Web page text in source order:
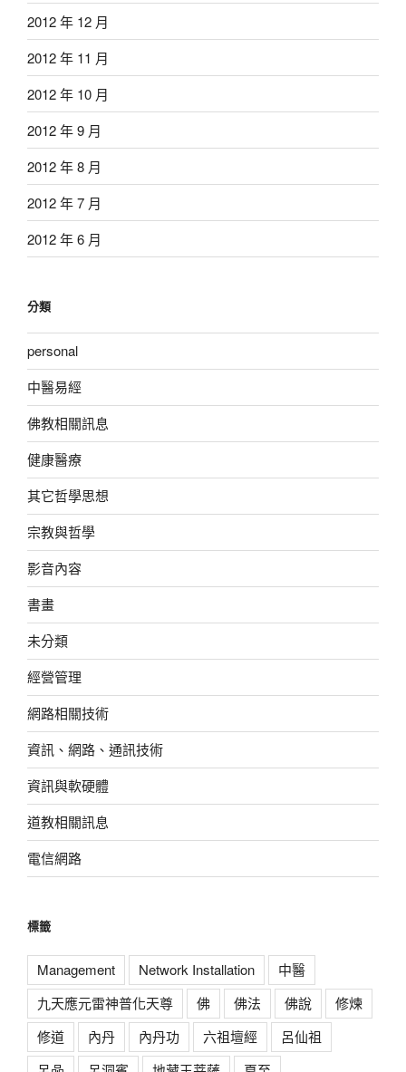
2012 年 12 月
2012 年 11 月
2012 年 10 月
2012 年 9 月
2012 年 8 月
2012 年 7 月
2012 年 6 月
分類
personal
中醫易經
佛教相關訊息
健康醫療
其它哲學思想
宗教與哲學
影音內容
書畫
未分類
經營管理
網路相關技術
資訊、網路、通訊技術
資訊與軟硬體
道教相關訊息
電信網路
標籤
Management Network Installation
中醫
九天應元雷神普化天尊
佛 佛法 佛說
修煉
修道
內丹 內丹功 六祖壇經
呂仙祖